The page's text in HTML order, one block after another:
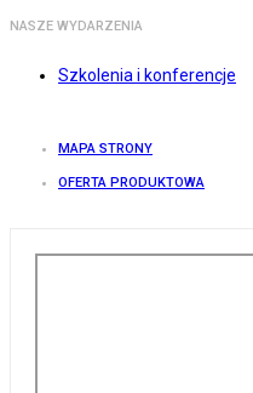
NASZE WYDARZENIA
Szkolenia i konferencje
MAPA STRONY
OFERTA PRODUKTOWA